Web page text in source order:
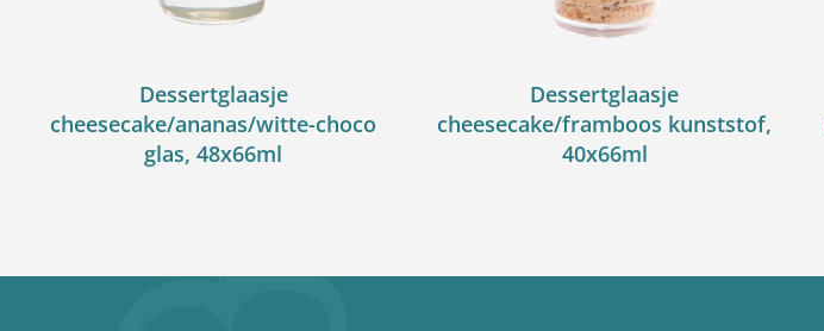
Dessertglaasje
cheesecake/ananas/witte-choco
glas, 48x66ml
Dessertglaasje
cheesecake/framboos kunststof,
40x66ml